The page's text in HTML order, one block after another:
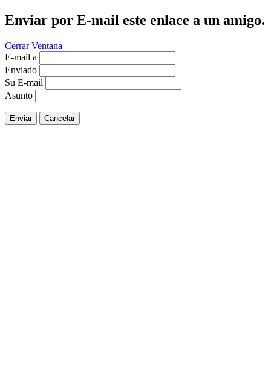
Enviar por E-mail este enlace a un amigo.
Cerrar Ventana
E-mail a
Enviado
Su E-mail
Asunto
Enviar Cancelar